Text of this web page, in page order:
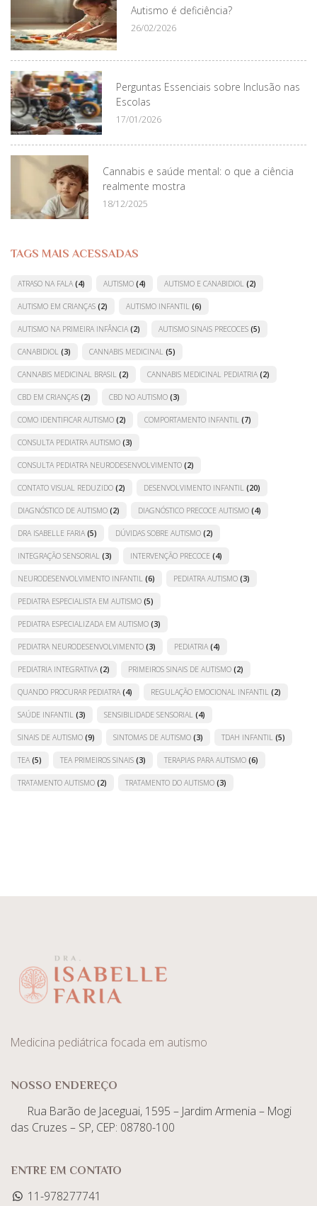
Autismo é deficiência?
26/02/2026
Perguntas Essenciais sobre Inclusão nas
Escolas
17/01/2026
Cannabis e saúde mental: o que a ciência
realmente mostra
18/12/2025
TAGS MAIS ACESSADAS
ATRASO NA FALA (4) AUTISMO (4) AUTISMO E CANABIDIOL (2)
AUTISMO EM CRIANÇAS (2) AUTISMO INFANTIL (6)
AUTISMO NA PRIMEIRA INFÂNCIA (2) AUTISMO SINAIS PRECOCES (5)
CANABIDIOL (3) CANNABIS MEDICINAL (5)
CANNABIS MEDICINAL BRASIL (2) CANNABIS MEDICINAL PEDIATRIA (2)
CBD EM CRIANÇAS (2) CBD NO AUTISMO (3)
COMO IDENTIFICAR AUTISMO (2) COMPORTAMENTO INFANTIL (7)
CONSULTA PEDIATRA AUTISMO (3)
CONSULTA PEDIATRA NEURODESENVOLVIMENTO (2)
CONTATO VISUAL REDUZIDO (2) DESENVOLVIMENTO INFANTIL (20)
DIAGNÓSTICO DE AUTISMO (2) DIAGNÓSTICO PRECOCE AUTISMO (4)
DRA ISABELLE FARIA (5) DÚVIDAS SOBRE AUTISMO (2)
INTEGRAÇÃO SENSORIAL (3) INTERVENÇÃO PRECOCE (4)
NEURODESENVOLVIMENTO INFANTIL (6) PEDIATRA AUTISMO (3)
PEDIATRA ESPECIALISTA EM AUTISMO (5)
PEDIATRA ESPECIALIZADA EM AUTISMO (3)
PEDIATRA NEURODESENVOLVIMENTO (3) PEDIATRIA (4)
PEDIATRIA INTEGRATIVA (2) PRIMEIROS SINAIS DE AUTISMO (2)
QUANDO PROCURAR PEDIATRA (4) REGULAÇÃO EMOCIONAL INFANTIL (2)
SAÚDE INFANTIL (3) SENSIBILIDADE SENSORIAL (4)
SINAIS DE AUTISMO (9) SINTOMAS DE AUTISMO (3) TDAH INFANTIL (5)
TEA (5) TEA PRIMEIROS SINAIS (3) TERAPIAS PARA AUTISMO (6)
TRATAMENTO AUTISMO (2) TRATAMENTO DO AUTISMO (3)
Medicina pediátrica focada em autismo
NOSSO ENDEREÇO
Rua Barão de Jaceguai, 1595 – Jardim Armenia – Mogi
das Cruzes – SP, CEP: 08780-100
ENTRE EM CONTATO
11-978277741